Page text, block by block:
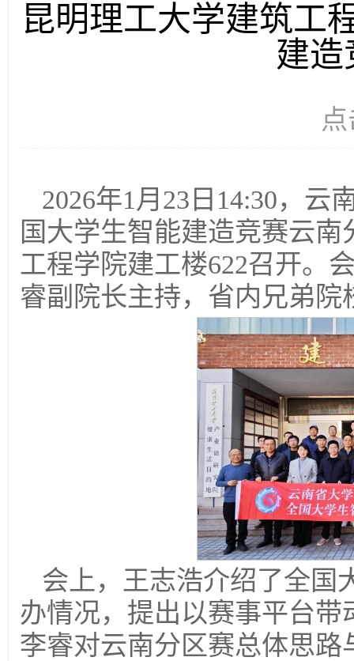
昆明理工大学建筑工
建造
2026年1月23日14:30，云
国大学生智能建造竞赛云
工程学院建工楼622召开。
睿副院长主持，省内兄弟
会上，王志浩介绍了全国
办情况，提出以赛事平台
李睿对云南分区赛总体思